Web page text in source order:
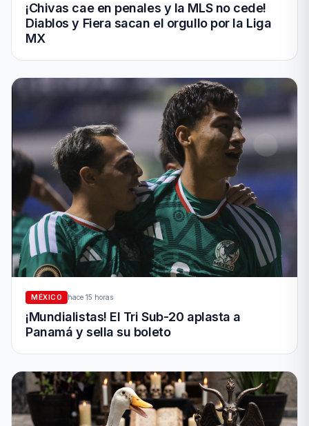
¡Chivas cae en penales y la MLS no cede!
Diablos y Fiera sacan el orgullo por la Liga
MX
MÉXICO hace 15 horas
¡Mundialistas! El Tri Sub-20 aplasta a
Panamá y sella su boleto